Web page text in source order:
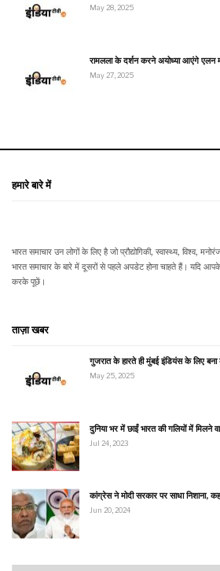
May 28, 2025
रामलला के दर्शन करने अयोध्या आएंगे एलन
May 27, 2025
हमारे बारे में
भारत समाचार उन लोगों के लिए है जो प्रौद्योगिकी, स्वास्थ्य, विश्व,
भारत समाचार के बारे में दूसरों से पहले अपडेट होना चाहते हैं। यदि
करके पूछें।
ताज़ा खबर
गुजरात के हारते ही मुंबई इंडियंस के लिए बना
May 25, 2025
दुनिया भर में छाईं भारत की गलियों में मिलने
Jul 24, 2023
कांग्रेस ने मोदी सरकार पर साधा निशाना,
Jun 20, 2024